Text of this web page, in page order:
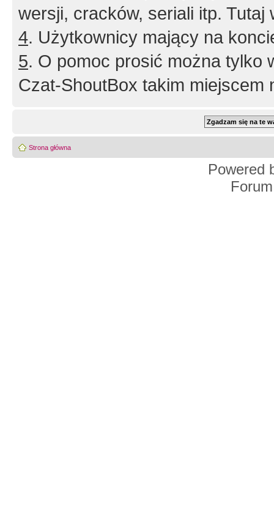
wersji, cracków, seriali itp. Tutaj
4. Użytkownicy mający na
5. O pomoc prosić można tylko
Czat-ShoutBox takim miejscem
Strona główna
Powered